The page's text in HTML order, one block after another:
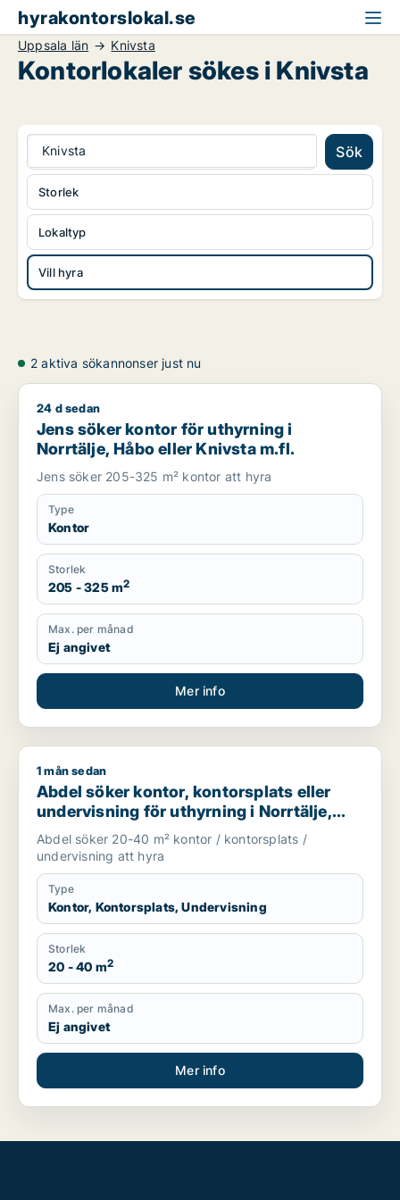
hyrakontorslokal.se
Uppsala län Knivsta
Kontorlokaler sökes i Knivsta
Knivsta Sök
Lokaltyp
Vill hyra
Storlek
2 aktiva sökannonser just nu
Jens söker kontor för uthyrning i Norrtälje, Håbo eller
24 d sedan
Jens söker kontor för uthyrning i
Norrtälje, Håbo eller Knivsta m.fl.
Jens söker 205-325 m² kontor att hyra
Type
Kontor
Storlek
205 - 325 m2
Max. per månad
Ej angivet
Mer info
Abdel söker kontor, kontorsplats eller undervisning för
1 mån sedan
Abdel söker kontor, kontorsplats eller
undervisning för uthyrning i Norrtälje,
Håbo eller Knivsta m.fl.
Abdel söker 20-40 m² kontor / kontorsplats /
undervisning att hyra
Type
Kontor, Kontorsplats, Undervisning
Storlek
20 - 40 m2
Max. per månad
Ej angivet
Mer info